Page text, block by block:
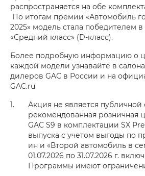
распространяется на обе
По итогам премии «Автомобиль
2025» модель стала победителем в
«Средний класс» (D-класс).
Более подробную информацию о
каждой модели узнавайте в
дилеров GAC в России и на
GAC.ru
Акция не является публичной
рекомендованная розничная
GAC S9 в комплектации SX
выпуска с учетом выгоды по
ин и «Второй автомобиль в
01.07.2026 по 31.07.2026 г.
Программы имеют